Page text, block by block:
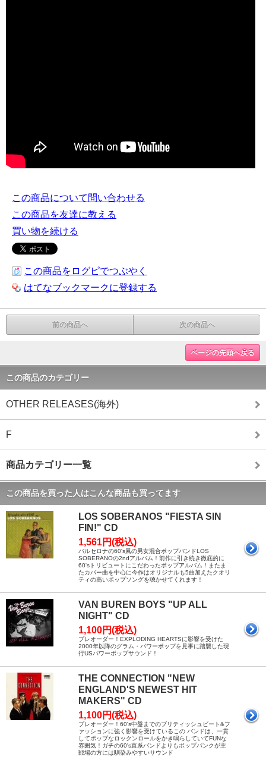
この商品について問い合わせる
この商品を友達に教える
買い物を続ける
この商品をログピでつぶやく
はてなブックマークに登録する
前の商品へ 次の商品へ
ページの先頭へ戻る
この商品のカテゴリー
OTHER RELEASES(海外)
F
商品カテゴリー一覧
この商品を買った人はこんな商品も買ってます
LOS SOBERANOS "FIESTA SIN
FIN!" CD
1,561円(税込)
バルセロナの60's風の男女混合ポップバンドLOS
SOBERANOの2ndアルバム！前作に引き続き徹底的に
60'sトリビュートにこだわったポップアルバム！またま
たカバー曲を中心に今作はオリジナルも5曲加えたクオリ
ティの高いポップソングを聴かせてくれます！
VAN BUREN BOYS "UP ALL
NIGHT" CD
1,100円(税込)
プレオーダー！EXPLODING HEARTSに影響を受けた
2000年以降のグラム・パワーポップを見事に踏襲した現
行USパワーポップサウンド！
THE CONNECTION "NEW
ENGLAND'S NEWEST HIT
MAKERS" CD
1,100円(税込)
プレオーダー！60's中盤までのブリティッシュビート&フ
ァッションに強く影響を受けているこの バンドは、一貫
してポップなロックンロールをかき鳴らしていてFUNな
雰囲気！ガチの60's直系バンドよりもポップパンクが主
戦場の方には馴染みやすいサウンド